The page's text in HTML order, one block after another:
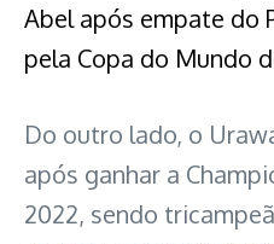
Abel após empate do
pela Copa do Mundo
Do outro lado, o
após ganhar a
2022, sendo